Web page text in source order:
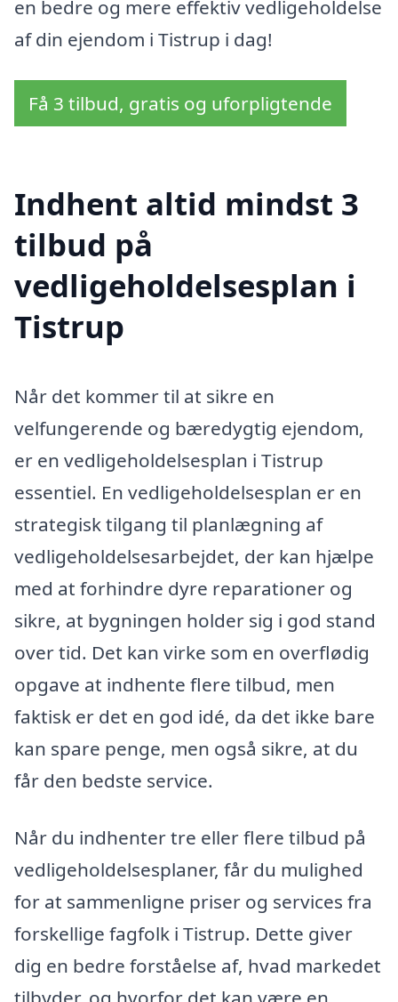
en bedre og mere effektiv vedligeholdelse
af din ejendom i Tistrup i dag!
Få 3 tilbud, gratis og uforpligtende
Indhent altid mindst 3
tilbud på
vedligeholdelsesplan i
Tistrup
Når det kommer til at sikre en
velfungerende og bæredygtig ejendom,
er en vedligeholdelsesplan i Tistrup
essentiel. En vedligeholdelsesplan er en
strategisk tilgang til planlægning af
vedligeholdelsesarbejdet, der kan hjælpe
med at forhindre dyre reparationer og
sikre, at bygningen holder sig i god stand
over tid. Det kan virke som en overflødig
opgave at indhente flere tilbud, men
faktisk er det en god idé, da det ikke bare
kan spare penge, men også sikre, at du
får den bedste service.
Når du indhenter tre eller flere tilbud på
vedligeholdelsesplaner, får du mulighed
for at sammenligne priser og services fra
forskellige fagfolk i Tistrup. Dette giver
dig en bedre forståelse af, hvad markedet